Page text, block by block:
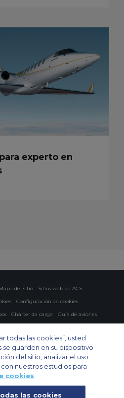
experto en
del sitio
Sitios web de ACS
Configuración de cookies
Chárter de carga Guía de aviones
todas las cookies”, usted
guarden en su dispositivo
del sitio, analizar el uso
nuestros estudios para
cookies
las cookies